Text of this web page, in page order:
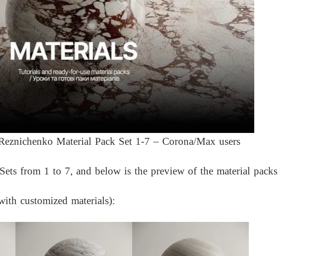
Material Pack Set 1-7 – Corona/Max users
from 1 to 7, and below is the preview of the material packs
customized materials):